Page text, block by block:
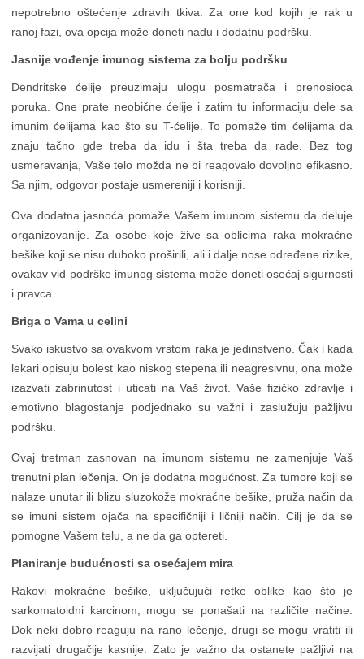
nepotrebno oštećenje zdravih tkiva. Za one kod kojih je rak u
ranoj fazi, ova opcija može doneti nadu i dodatnu podršku.
Jasnije vođenje imunog sistema za bolju podršku
Dendritske ćelije preuzimaju ulogu posmatrača i prenosioca
poruka. One prate neobične ćelije i zatim tu informaciju dele sa
imunim ćelijama kao što su T-ćelije. To pomaže tim ćelijama da
znaju tačno gde treba da idu i šta treba da rade. Bez tog
usmeravanja, Vaše telo možda ne bi reagovalo dovoljno efikasno.
Sa njim, odgovor postaje usmereniji i korisniji.
Ova dodatna jasnoća pomaže Vašem imunom sistemu da deluje
organizovanije. Za osobe koje žive sa oblicima raka mokraćne
bešike koji se nisu duboko proširili, ali i dalje nose određene rizike,
ovakav vid podrške imunog sistema može doneti osećaj sigurnosti
i pravca.
Briga o Vama u celini
Svako iskustvo sa ovakvom vrstom raka je jedinstveno. Čak i kada
lekari opisuju bolest kao niskog stepena ili neagresivnu, ona može
izazvati zabrinutost i uticati na Vaš život. Vaše fizičko zdravlje i
emotivno blagostanje podjednako su važni i zaslužuju pažljivu
podršku.
Ovaj tretman zasnovan na imunom sistemu ne zamenjuje Vaš
trenutni plan lečenja. On je dodatna mogućnost. Za tumore koji se
nalaze unutar ili blizu sluzokože mokraćne bešike, pruža način da
se imuni sistem ojača na specifičniji i ličniji način. Cilj je da se
pomogne Vašem telu, a ne da ga optereti.
Planiranje budućnosti sa osećajem mira
Rakovi mokraćne bešike, uključujući retke oblike kao što je
sarkomatoidni karcinom, mogu se ponašati na različite načine.
Dok neki dobro reaguju na rano lečenje, drugi se mogu vratiti ili
razvijati drugačije kasnije. Zato je važno da ostanete pažljivi na